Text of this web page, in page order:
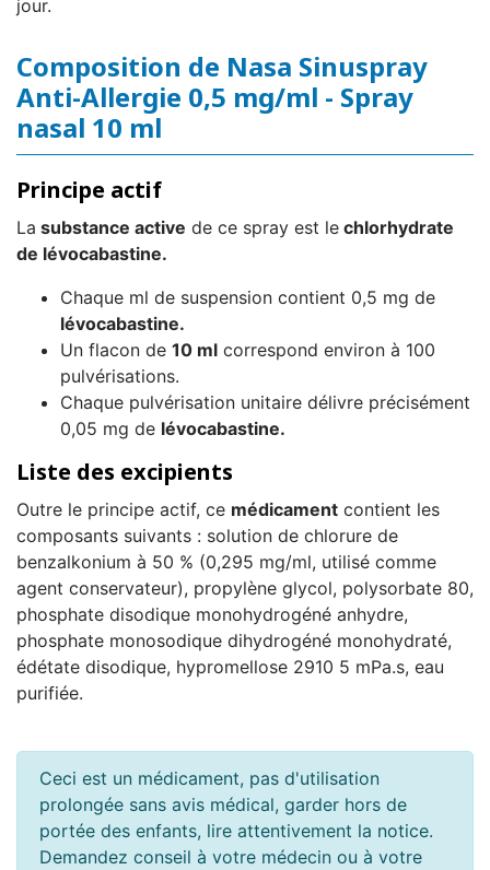
jour.
Composition de Nasa Sinuspray
Anti-Allergie 0,5 mg/ml - Spray
nasal 10 ml
Principe actif
La substance active de ce spray est le chlorhydrate
de lévocabastine.
Chaque ml de suspension contient 0,5 mg de
lévocabastine.
Un flacon de 10 ml correspond environ à 100
pulvérisations.
Chaque pulvérisation unitaire délivre précisément
0,05 mg de lévocabastine.
Liste des excipients
Outre le principe actif, ce médicament contient les
composants suivants : solution de chlorure de
benzalkonium à 50 % (0,295 mg/ml, utilisé comme
agent conservateur), propylène glycol, polysorbate 80,
phosphate disodique monohydrogéné anhydre,
phosphate monosodique dihydrogéné monohydraté,
édétate disodique, hypromellose 2910 5 mPa.s, eau
purifiée.
Ceci est un médicament, pas d'utilisation
prolongée sans avis médical, garder hors de
portée des enfants, lire attentivement la notice.
Demandez conseil à votre médecin ou à votre